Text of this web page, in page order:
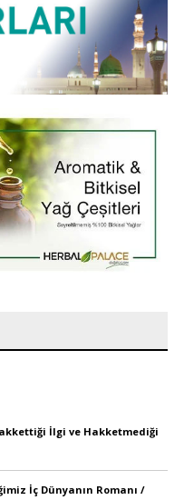
İlgi ve Hakketmediği
İç Dünyanın Romanı /